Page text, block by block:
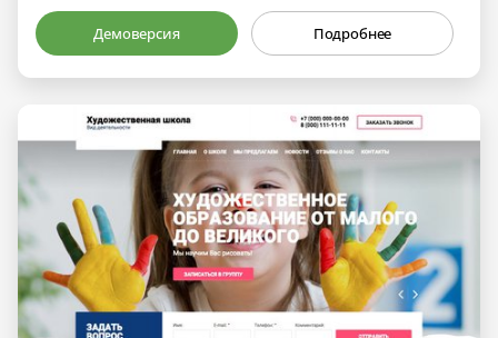
Демоверсия Подробнее